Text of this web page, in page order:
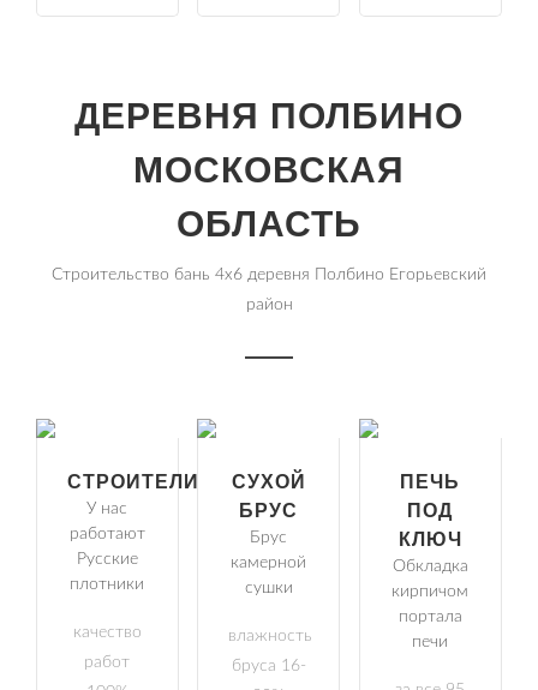
ДЕРЕВНЯ ПОЛБИНО
МОСКОВСКАЯ
ОБЛАСТЬ
Строительство бань 4х6 деревня Полбино Егорьевский
район
СТРОИТЕЛИ
У нас
работают
Русские
плотники
качество
работ
СУХОЙ
БРУС
Брус
камерной
сушки
влажность
бруса 16-
ПЕЧЬ
ПОД
КЛЮЧ
Обкладка
кирпичом
портала
печи